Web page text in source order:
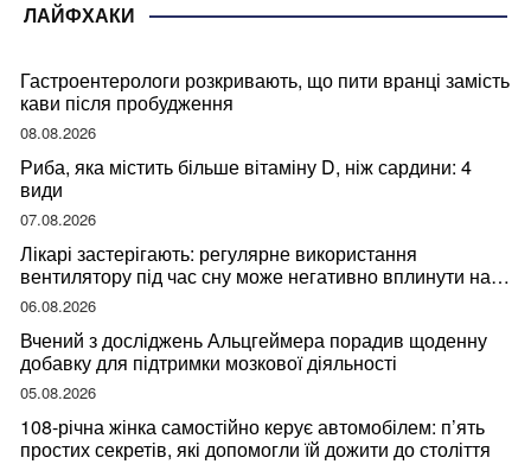
ЛАЙФХАКИ
Гастроентерологи розкривають, що пити вранці замість
кави після пробудження
08.08.2026
Риба, яка містить більше вітаміну D, ніж сардини: 4
види
07.08.2026
Лікарі застерігають: регулярне використання
вентилятору під час сну може негативно вплинути на
ваше здоров’я
06.08.2026
Вчений з досліджень Альцгеймера порадив щоденну
добавку для підтримки мозкової діяльності
05.08.2026
108-річна жінка самостійно керує автомобілем: п’ять
простих секретів, які допомогли їй дожити до століття